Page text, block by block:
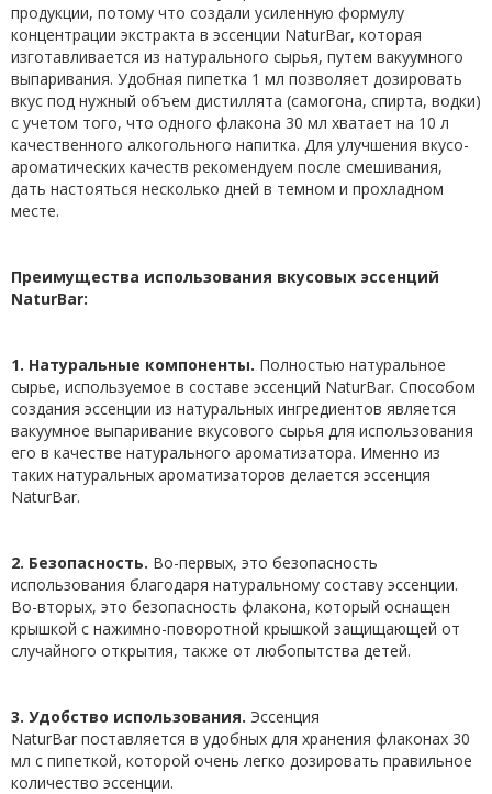
продукции, потому что создали усиленную формулу
концентрации экстракта в эссенции NaturBar, которая
изготавливается из натурального сырья, путем вакуумного
выпаривания. Удобная пипетка 1 мл позволяет дозировать
вкус под нужный объем дистиллята (самогона, спирта, водки)
с учетом того, что одного флакона 30 мл хватает на 10 л
качественного алкогольного напитка. Для улучшения вкусо-
ароматических качеств рекомендуем после смешивания,
дать настояться несколько дней в темном и прохладном
месте.
Преимущества использования вкусовых эссенций
NaturBar:
1. Натуральные компоненты. Полностью натуральное
сырье, используемое в составе эссенций NaturBar. Способом
создания эссенции из натуральных ингредиентов является
вакуумное выпаривание вкусового сырья для использования
его в качестве натурального ароматизатора. Именно из
таких натуральных ароматизаторов делается эссенция
NaturBar.
2. Безопасность. Во-первых, это безопасность
использования благодаря натуральному составу эссенции.
Во-вторых, это безопасность флакона, который оснащен
крышкой с нажимно-поворотной крышкой защищающей от
случайного открытия, также от любопытства детей.
3. Удобство использования. Эссенция
NaturBar поставляется в удобных для хранения флаконах 30
мл с пипеткой, которой очень легко дозировать правильное
количество эссенции.